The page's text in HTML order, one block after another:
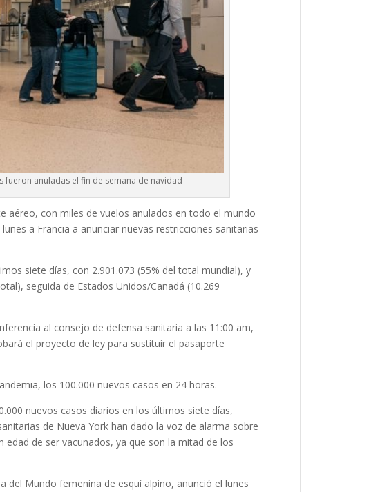
fueron anuladas el fin de semana de navidad
aéreo, con miles de vuelos anulados en todo el mundo
a Francia a anunciar nuevas restricciones sanitarias
siete días, con 2.901.073 (55% del total mundial), y
seguida de Estados Unidos/Canadá (10.269
al consejo de defensa sanitaria a las 11:00 am,
el proyecto de ley para sustituir el pasaporte
los 100.000 nuevos casos en 24 horas.
nuevos casos diarios en los últimos siete días,
de Nueva York han dado la voz de alarma sobre
de ser vacunados, ya que son la mitad de los
del Mundo femenina de esquí alpino, anunció el lunes